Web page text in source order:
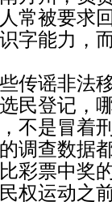
常被要求
字能力，
谣非法
民登记，
不是冒着
调查数据
彩票中奖
运动之